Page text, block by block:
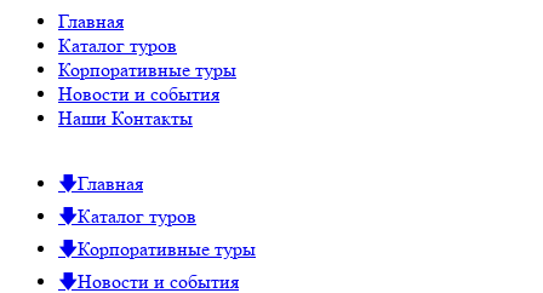
Главная
Каталог туров
Корпоративные туры
Новости и события
Наши Контакты
Главная
Каталог туров
Корпоративные туры
Новости и события